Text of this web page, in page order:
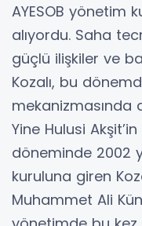
AYESOB yönetim
alıyordu. Saha
güçlü ilişkiler ve
Kozalı, bu
mekanizmasında
Yine Hulusi Akşit’in
döneminde 2002
kuruluna giren
Muhammet Ali